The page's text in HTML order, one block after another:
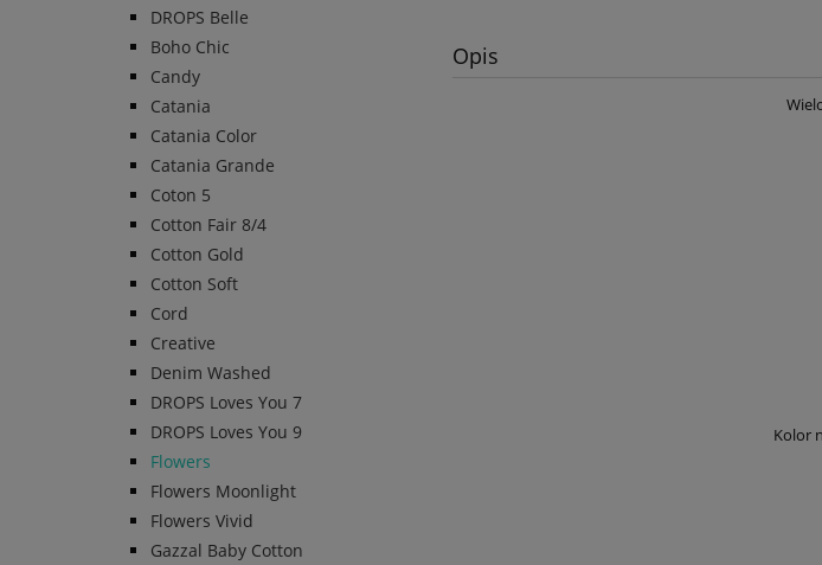
DROPS Belle
Boho Chic
Candy
Catania
Catania Color
Catania Grande
Coton 5
Cotton Fair 8/4
Cotton Gold
Cotton Soft
Cord
Creative
Denim Washed
DROPS Loves You 7
DROPS Loves You 9
Flowers
Flowers Moonlight
Flowers Vivid
Gazzal Baby Cotton
Opis
Kolor